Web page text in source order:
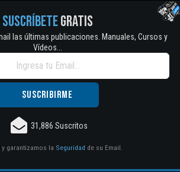
SUSCRÍBETEGRATIS
las últimas publicaciones. Manuales, Cursos y
Vídeos...
31,886 Suscritos
y garantizamos la Seguridad de su Email.